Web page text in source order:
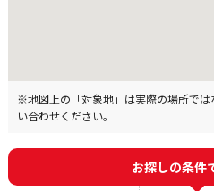
※地図上の「対象地」は実際の場所で
い合わせください。
お探しの条件